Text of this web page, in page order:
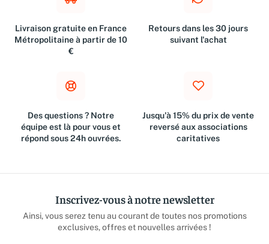
Livraison gratuite en France
Métropolitaine à partir de 10
€
Retours dans les 30 jours
suivant l'achat
Des questions ? Notre
équipe est là pour vous et
répond sous 24h ouvrées.
Jusqu'à 15% du prix de vente
reversé aux associations
caritatives
Inscrivez-vous à notre newsletter
Ainsi, vous serez tenu au courant de toutes nos promotions
exclusives, offres et nouvelles arrivées !